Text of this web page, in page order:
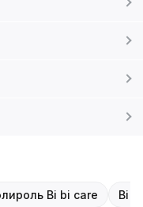
Bi bi care Bi